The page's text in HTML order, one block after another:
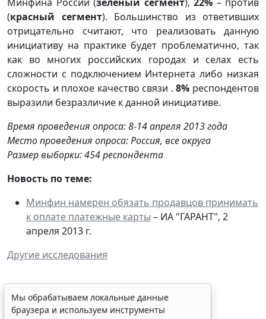
(красный сегмент). Большинство из ответивших
отрицательно считают, что реализовать данную
инициативу на практике будет проблематично, так
как во многих российских городах и селах есть
сложности с подключением Интернета либо низкая
скорость и плохое качество связи .8% респондентов
выразили безразличие к данной инициативе.
Время проведения опроса: 8-14 апреля 2013 года
Место проведения опроса: Россия, все округа
Размер выборки: 454 респондента
Новость по теме:
Минфин намерен обязать продавцов принимать
к оплате платежные карты – ИА "ГАРАНТ", 2
апреля 2013 г.
Другие исследования
Мы обрабатываем локальные данные
браузера и используем инструменты